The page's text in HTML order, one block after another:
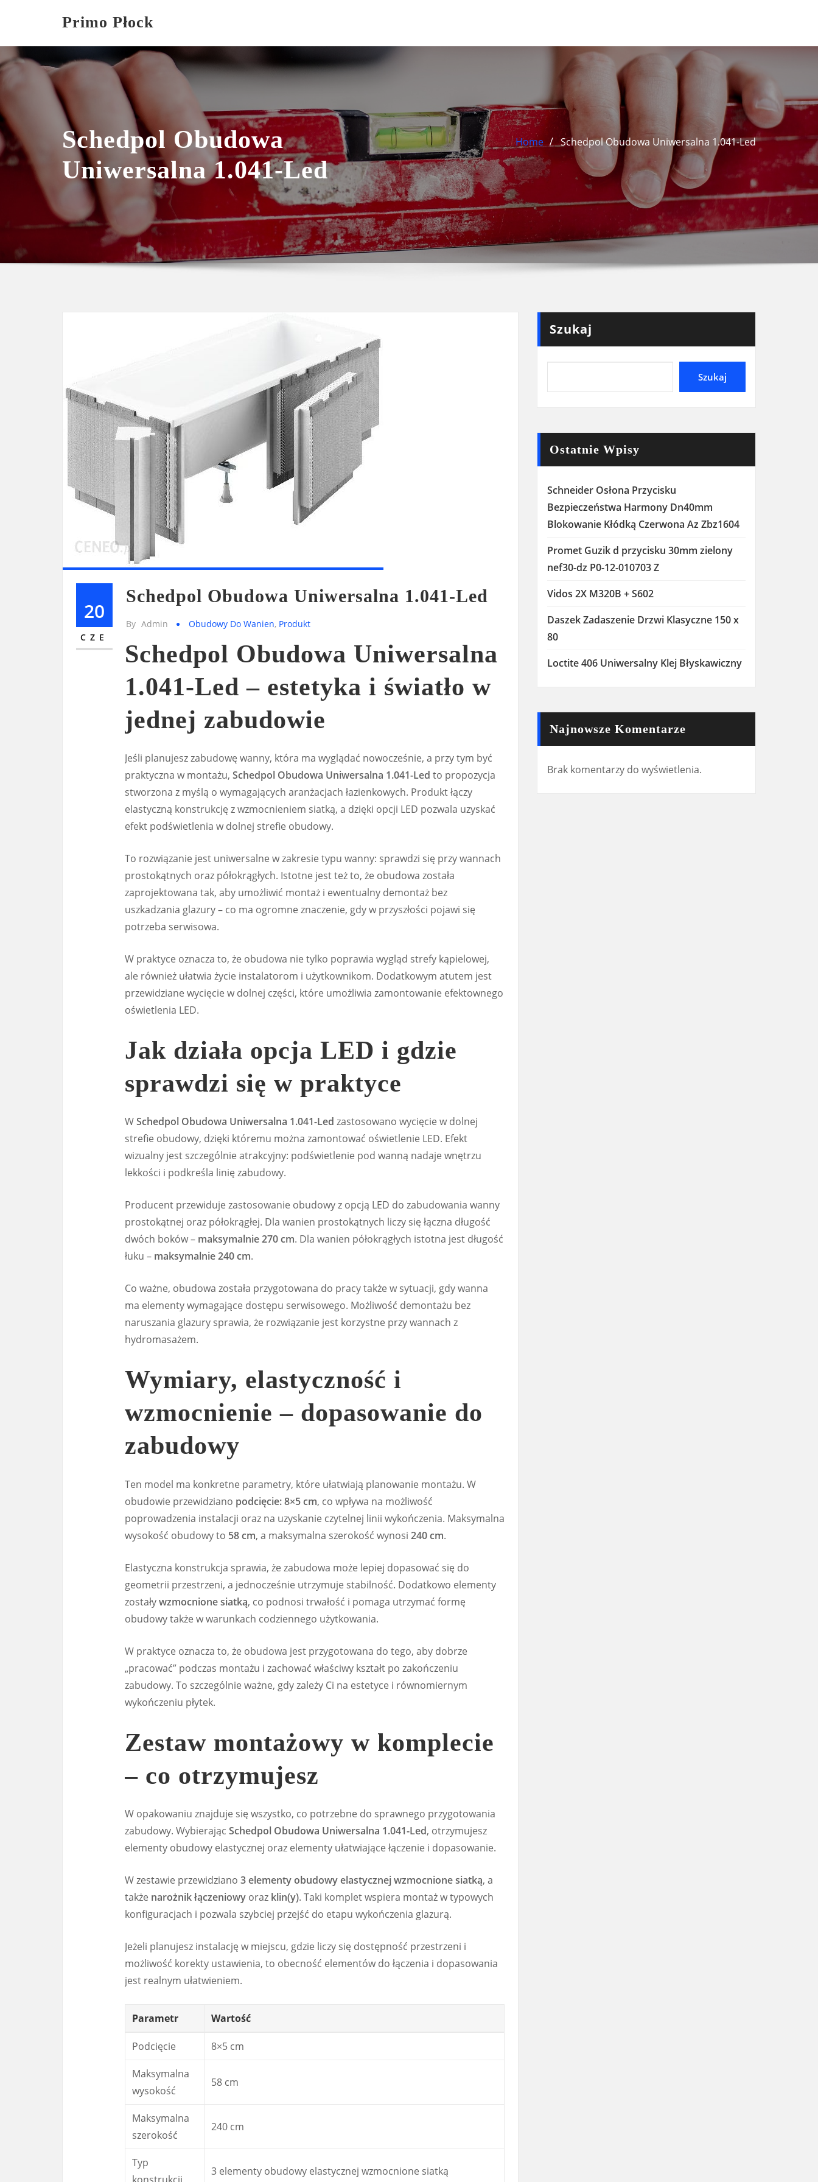
Primo Płock
Schedpol Obudowa
Uniwersalna 1.041-Led
Home Schedpol Obudowa Uniwersalna 1.041-Led
20
CZE
Schedpol Obudowa Uniwersalna 1.041-Led
By Admin Obudowy Do Wanien, Produkt
Schedpol Obudowa Uniwersalna
1.041-Led – estetyka i światło w
jednej zabudowie
Jeśli planujesz zabudowę wanny, która ma wyglądać nowocześnie, a przy tym być
praktyczna w montażu, Schedpol Obudowa Uniwersalna 1.041-Led to propozycja
stworzona z myślą o wymagających aranżacjach łazienkowych. Produkt łączy
elastyczną konstrukcję z wzmocnieniem siatką, a dzięki opcji LED pozwala uzyskać
efekt podświetlenia w dolnej strefie obudowy.
To rozwiązanie jest uniwersalne w zakresie typu wanny: sprawdzi się przy wannach
prostokątnych oraz półokrągłych. Istotne jest też to, że obudowa została
zaprojektowana tak, aby umożliwić montaż i ewentualny demontaż bez
uszkadzania glazury – co ma ogromne znaczenie, gdy w przyszłości pojawi się
potrzeba serwisowa.
W praktyce oznacza to, że obudowa nie tylko poprawia wygląd strefy kąpielowej,
ale również ułatwia życie instalatorom i użytkownikom. Dodatkowym atutem jest
przewidziane wycięcie w dolnej części, które umożliwia zamontowanie efektownego
oświetlenia LED.
Jak działa opcja LED i gdzie
sprawdzi się w praktyce
WSchedpol Obudowa Uniwersalna 1.041-Led zastosowano wycięcie w dolnej
strefie obudowy, dzięki któremu można zamontować oświetlenie LED. Efekt
wizualny jest szczególnie atrakcyjny: podświetlenie pod wanną nadaje wnętrzu
lekkości i podkreśla linię zabudowy.
Producent przewiduje zastosowanie obudowy z opcją LED do zabudowania wanny
prostokątnej oraz półokrągłej. Dla wanien prostokątnych liczy się łączna długość
dwóch boków – maksymalnie 270 cm. Dla wanien półokrągłych istotna jest długość
łuku – maksymalnie 240 cm.
Co ważne, obudowa została przygotowana do pracy także w sytuacji, gdy wanna
ma elementy wymagające dostępu serwisowego. Możliwość demontażu bez
naruszania glazury sprawia, że rozwiązanie jest korzystne przy wannach z
hydromasażem.
Wymiary, elastyczność i
wzmocnienie – dopasowanie do
zabudowy
Ten model ma konkretne parametry, które ułatwiają planowanie montażu. W
obudowie przewidziano podcięcie: 8×5 cm, co wpływa na możliwość
poprowadzenia instalacji oraz na uzyskanie czytelnej linii wykończenia. Maksymalna
wysokość obudowy to 58 cm, a maksymalna szerokość wynosi 240 cm.
Elastyczna konstrukcja sprawia, że zabudowa może lepiej dopasować się do
geometrii przestrzeni, a jednocześnie utrzymuje stabilność. Dodatkowo elementy
zostaływzmocnione siatką, co podnosi trwałość i pomaga utrzymać formę
obudowy także w warunkach codziennego użytkowania.
W praktyce oznacza to, że obudowa jest przygotowana do tego, aby dobrze
„pracować” podczas montażu i zachować właściwy kształt po zakończeniu
zabudowy. To szczególnie ważne, gdy zależy Ci na estetyce i równomiernym
wykończeniu płytek.
Zestaw montażowy w komplecie
– co otrzymujesz
W opakowaniu znajduje się wszystko, co potrzebne do sprawnego przygotowania
zabudowy. Wybierając Schedpol Obudowa Uniwersalna 1.041-Led, otrzymujesz
elementy obudowy elastycznej oraz elementy ułatwiające łączenie i dopasowanie.
W zestawie przewidziano 3 elementy obudowy elastycznej wzmocnione siatką, a
także narożnik łączeniowy oraz klin(y). Taki komplet wspiera montaż w typowych
konfiguracjach i pozwala szybciej przejść do etapu wykończenia glazurą.
Jeżeli planujesz instalację w miejscu, gdzie liczy się dostępność przestrzeni i
możliwość korekty ustawienia, to obecność elementów do łączenia i dopasowania
jest realnym ułatwieniem.
Parametr Wartość
Podcięcie 8×5 cm
Maksymalna
wysokość
58 cm
Maksymalna
szerokość
240 cm
Typ
3 elementy obudowy elastycznej wzmocnione siatką
Szukaj
Szukaj
Ostatnie Wpisy
Schneider Osłona Przycisku
Bezpieczeństwa Harmony Dn40mm
Blokowanie Kłódką Czerwona Az Zbz1604
Promet Guzik d przycisku 30mm zielony
nef30-dz P0-12-010703 Z
Vidos 2X M320B + S602
Daszek Zadaszenie Drzwi Klasyczne 150 x
80
Loctite 406 Uniwersalny Klej Błyskawiczny
Najnowsze Komentarze
Brak komentarzy do wyświetlenia.